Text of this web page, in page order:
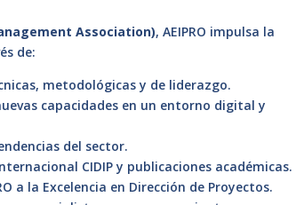
Association), AEIPRO impulsa la
de:
metodológicas y de liderazgo.
capacidades en un entorno digital y
del sector.
CIDIP y publicaciones académicas.
a la Excelencia en Dirección de Proyectos.